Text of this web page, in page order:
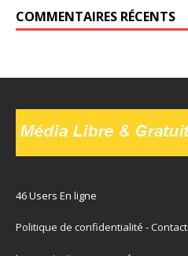
COMMENTAIRES RÉCENTS
46 Users En ligne
Politique de confidentialité -Contact